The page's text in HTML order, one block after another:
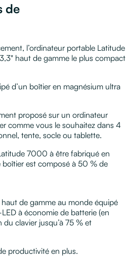
de
l’ordinateur portable Latitude
haut de gamme le plus compact
d’un boîtier en magnésium ultra
proposé sur un ordinateur
comme vous le souhaitez dans 4
tente, socle ou tablette.
7000 à être fabriqué en
est composé à 50 % de
de gamme au monde équipé
à économie de batterie (en
clavier jusqu’à 75 % et
productivité en plus.